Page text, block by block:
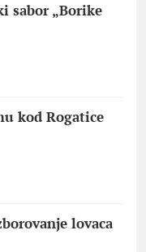
sabor „Borike
kod Rogatice
lovaca